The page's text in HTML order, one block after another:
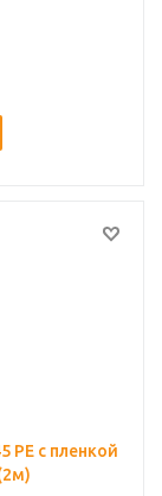
PE с пленкой